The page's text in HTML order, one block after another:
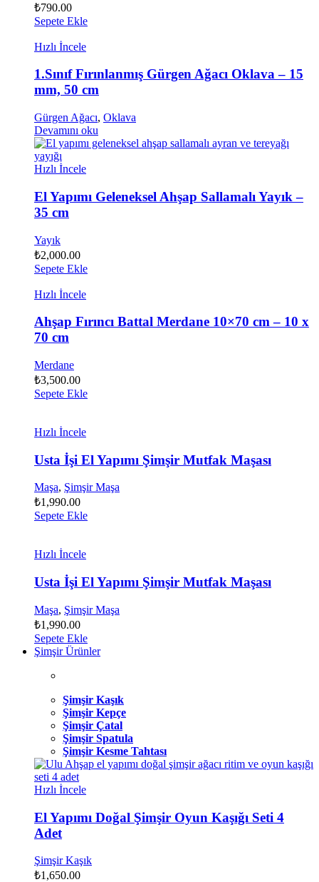
₺790.00
Sepete Ekle
Hızlı İncele
1.Sınıf Fırınlanmış Gürgen Ağacı Oklava – 15
mm, 50 cm
Gürgen Ağacı, Oklava
Devamını oku
Hızlı İncele
El Yapımı Geleneksel Ahşap Sallamalı Yayık –
35 cm
Yayık
₺2,000.00
Sepete Ekle
Hızlı İncele
Ahşap Fırıncı Battal Merdane 10×70 cm – 10 x
70 cm
Merdane
₺3,500.00
Sepete Ekle
Hızlı İncele
Usta İşi El Yapımı Şimşir Mutfak Maşası
Maşa, Şimşir Maşa
₺1,990.00
Sepete Ekle
Hızlı İncele
Usta İşi El Yapımı Şimşir Mutfak Maşası
Maşa, Şimşir Maşa
₺1,990.00
Sepete Ekle
Şimşir Ürünler
Şimşir Kaşık
Şimşir Kepçe
Şimşir Çatal
Şimşir Spatula
Şimşir Kesme Tahtası
Hızlı İncele
El Yapımı Doğal Şimşir Oyun Kaşığı Seti 4
Adet
Şimşir Kaşık
₺1,650.00